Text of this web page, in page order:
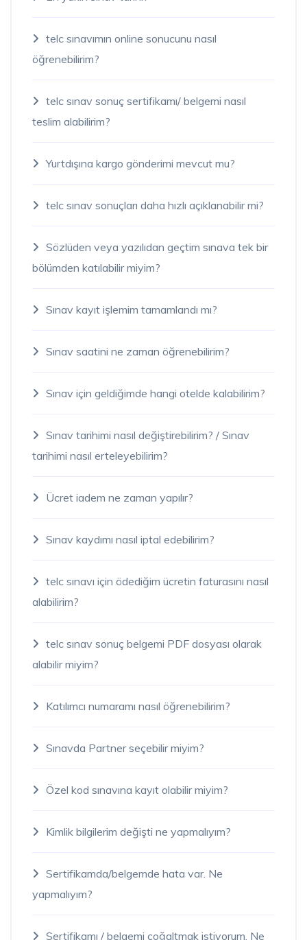
telc sınavımın online sonucunu nasıl
öğrenebilirim?
telc sınav sonuç sertifikamı/ belgemi nasıl
teslim alabilirim?
Yurtdışına kargo gönderimi mevcut mu?
telc sınav sonuçları daha hızlı açıklanabilir mi?
Sözlüden veya yazılıdan geçtim sınava tek bir
bölümden katılabilir miyim?
Sınav kayıt işlemim tamamlandı mı?
Sınav saatini ne zaman öğrenebilirim?
Sınav için geldiğimde hangi otelde kalabilirim?
Sınav tarihimi nasıl değiştirebilirim? / Sınav
tarihimi nasıl erteleyebilirim?
Ücret iadem ne zaman yapılır?
Sınav kaydımı nasıl iptal edebilirim?
telc sınavı için ödediğim ücretin faturasını nasıl
alabilirim?
telc sınav sonuç belgemi PDF dosyası olarak
alabilir miyim?
Katılımcı numaramı nasıl öğrenebilirim?
Sınavda Partner seçebilir miyim?
Özel kod sınavına kayıt olabilir miyim?
Kimlik bilgilerim değişti ne yapmalıyım?
Sertifikamda/belgemde hata var. Ne
yapmalıyım?
Sertifikamı / belgemi çoğaltmak istiyorum. Ne